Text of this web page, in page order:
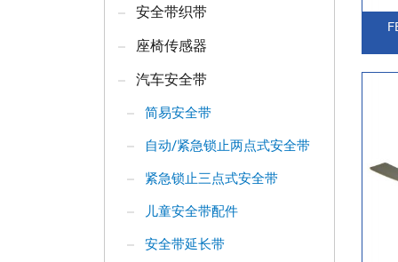
安全带织带
座椅传感器
汽车安全带
简易安全带
自动/紧急锁止两点式安全带
紧急锁止三点式安全带
儿童安全带配件
安全带延长带